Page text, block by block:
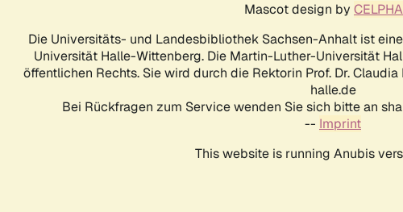
Mascot design by
Die Universitäts- und Landesbibliothek Sachsen-Anhalt ist
Universität Halle-Wittenberg. Die Martin-Luther-Universität
öffentlichen Rechts. Sie wird durch die Rektorin Prof. Dr.
halle.de
Bei Rückfragen zum Service wenden Sie sich bitte an
-- Imprint
This website is running Anubis